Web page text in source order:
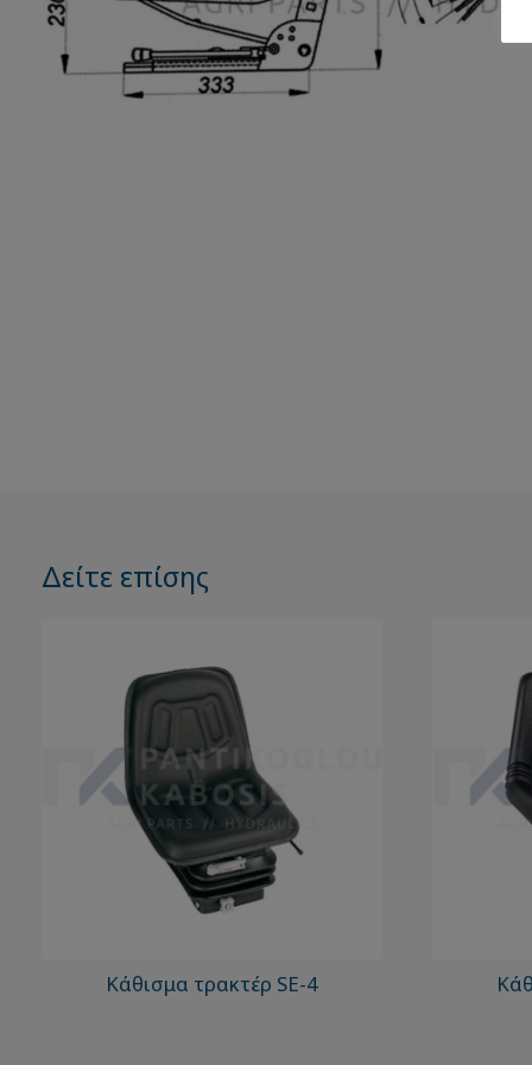
Δείτε επίσης
Κάθισμα τρακτέρ SE-4